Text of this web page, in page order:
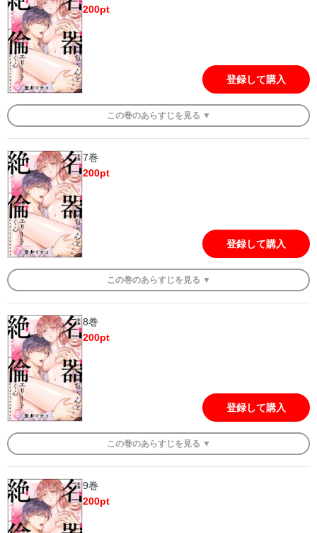
200pt
登録して購入
この巻のあらすじを 見る ▼
7巻
200pt
登録して購入
この巻のあらすじを 見る ▼
8巻
200pt
登録して購入
この巻のあらすじを 見る ▼
9巻
200pt